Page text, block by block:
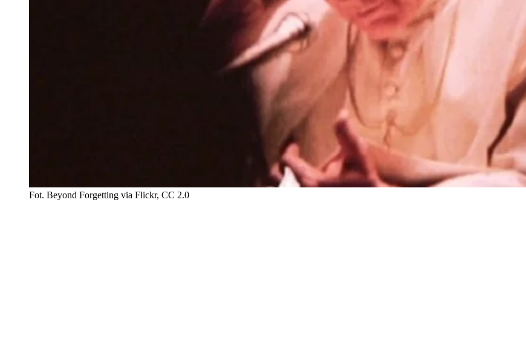
Fot. Beyond Forgetting via Flickr, CC 2.0